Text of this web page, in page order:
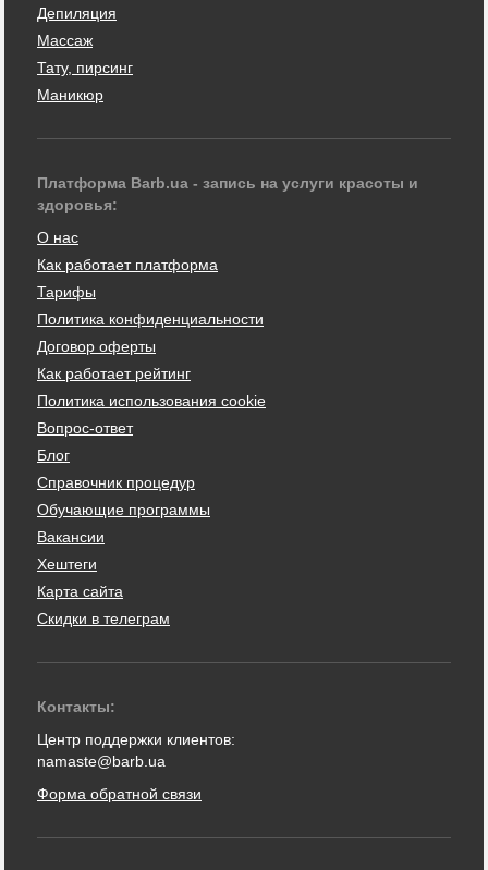
Депиляция
Массаж
Тату, пирсинг
Маникюр
Платформа Barb.ua - запись на услуги красоты и
здоровья:
О нас
Как работает платформа
Тарифы
Политика конфиденциальности
Договор оферты
Как работает рейтинг
Политика использования cookie
Вопрос-ответ
Блог
Справочник процедур
Обучающие программы
Вакансии
Хештеги
Карта сайта
Скидки в телеграм
Контакты:
Центр поддержки клиентов:
namaste@barb.ua
Форма обратной связи